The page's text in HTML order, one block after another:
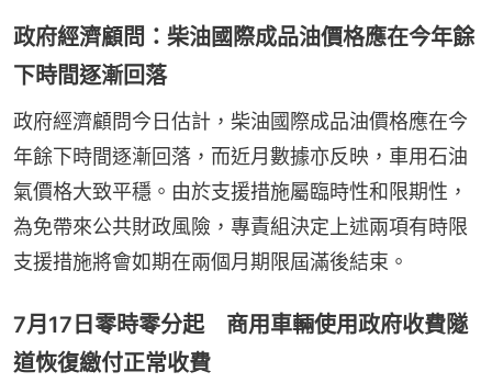
政府經濟顧問：柴油國際成品油價格應在今年餘
下時間逐漸回落
政府經濟顧問今日估計，柴油國際成品油價格應在今
年餘下時間逐漸回落，而近月數據亦反映，車用石油
氣價格大致平穩。由於支援措施屬臨時性和限期性，
為免帶來公共財政風險，專責組決定上述兩項有時限
支援措施將會如期在兩個月期限屆滿後結束。
7月17日零時零分起 商用車輛使用政府收費隧
道恢復繳付正常收費